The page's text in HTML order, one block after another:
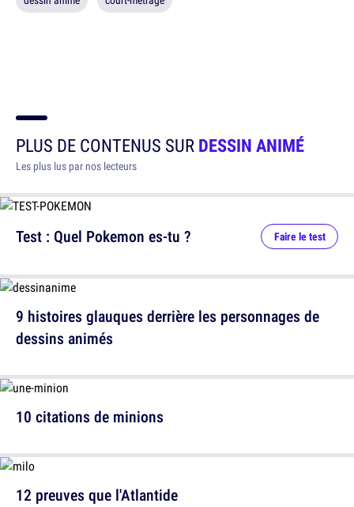
PLUS DE CONTENUS SURDESSIN ANIMÉ
Les plus lus par nos lecteurs
Test : Quel Pokemon es-tu ? Faire le test
10 citations de minions
9 histoires glauques derrière les personnages de
dessins animés
12 preuves que l'Atlantide